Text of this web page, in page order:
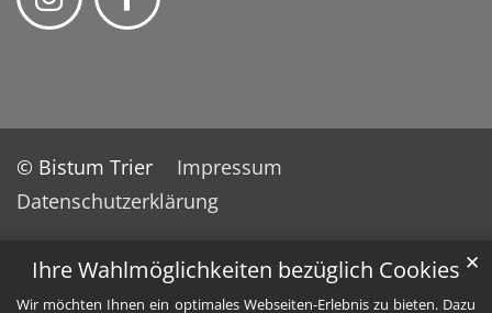
Ihre Wahlmöglichkeiten bezüglich Cookies
Wir möchten Ihnen ein optimales Webseiten-Erlebnis zu bieten. Dazu
✕
© Bistum Trier
Impressum
Datenschutzerklärung